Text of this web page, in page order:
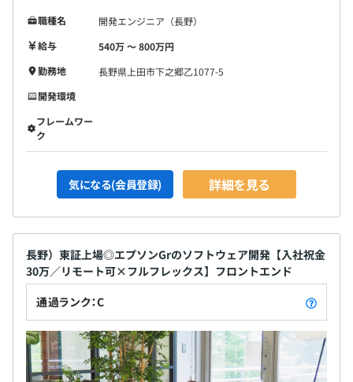
職種名
開発エンジニア（長野）
給与
540万 〜 800万円
勤務地
長野県上田市下之郷乙1077-5
開発環境
フレームワー
ク
気になる(会員登録) 詳細を見る
長野）東証上場◎エプソンGrのソフトウェア開発【入社祝金
30万／リモート可×フルフレックス】フロントエンド
通過ランク：C